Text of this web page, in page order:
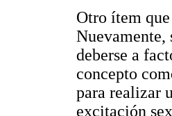
Otro ítem
deberse a
concepto
para realizar
excitación